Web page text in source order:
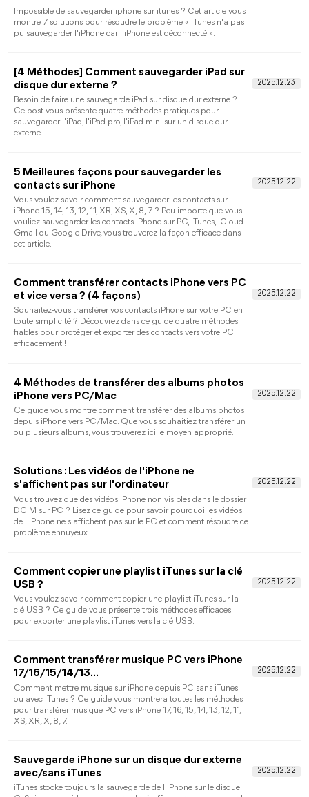
iPhone 16/15 ?
Vous voulez savoir comment transférer les données d'Android
vers l'iPhone 16/15 ? Ce guide vous montre toutes les
transfert d'Android vers iPhone 16/15 pendant ou après la
configuration.
[4 méthodes] Comment transférer les photos
ne savez pas comment faire ? Lisez ce guide pour savoir
Méthode rapide pour sauvegarder iPad sans
Il est assez compliqué de sauvegarder un iPad sur un
ordinateur en utilisant iTunes. Dans ce guide, vous trouverez un
moyen rapide et facile de sauvegarder iPad sans iTunes.
Ma liste de contacts ne s'affiche plus sur iPhone ? beaucoup
d'utilisateurs ont posé cette question. Ne vous inquiétez pas,
lisez ce guide pour découvrir 8 méthodes disponibles pour le
problème de l'affichage des contacts sur iPhone. Tous les
6 Solutions : Applications en attente sur
iPhone - FoneTool
Les applications iPhone restent bloquées au chargement après
pourquoi les applications en attente sur l'iPhone après le
transfert et vous donne 6 solutions disponibles à ce problème.
En plus, un autre moyen rapide de transférer des applications
vers un nouvel iPhone est également mentionné.
Comment transférer iPad vers iPad avec 4
méthodes rapides
Ce texte explique comment tranférer iPad vers nouvel iPad en
vous aidant à mieux transférer des photos, des vidéos, de la
musique et des applications avec Démarrage rapide, iCloud,
Comment transférer les contacts iPad vers